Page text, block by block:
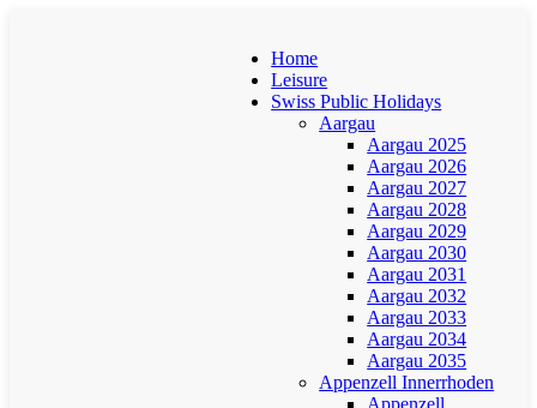
Home
Leisure
Swiss Public Holidays
Aargau
Aargau 2025
Aargau 2026
Aargau 2027
Aargau 2028
Aargau 2029
Aargau 2030
Aargau 2031
Aargau 2032
Aargau 2033
Aargau 2034
Aargau 2035
Appenzell Innerrhoden
Appenzell